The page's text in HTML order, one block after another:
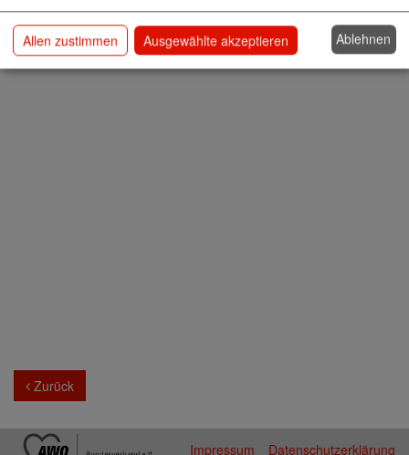
Zurück
Impressum Datenschutzerklärung
Allen zustimmen Ausgewählte akzeptieren Ablehnen